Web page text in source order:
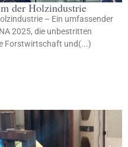
der Holzindustrie
– Ein umfassender
2025, die unbestritten
Forstwirtschaft und(...)